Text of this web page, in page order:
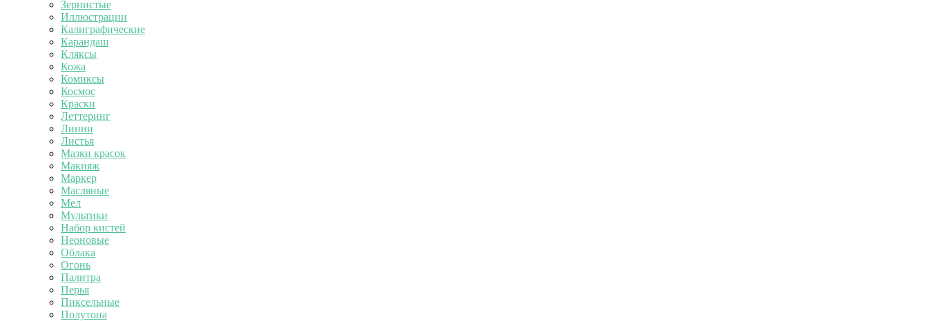
Зернистые
Иллюстрации
Калиграфические
Карандаш
Кляксы
Кожа
Комиксы
Космос
Краски
Леттеринг
Линии
Листья
Мазки красок
Макияж
Маркер
Масляные
Мел
Мультики
Набор кистей
Неоновые
Облака
Огонь
Палитра
Перья
Пиксельные
Полутона